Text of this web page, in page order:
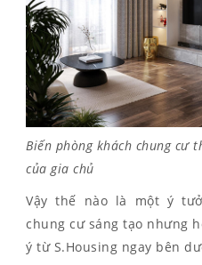
Biến phòng khách chung cư
của gia chủ
Vậy thế nào là một ý
chung cư sáng tạo nhưng
ý từ S.Housing ngay bên